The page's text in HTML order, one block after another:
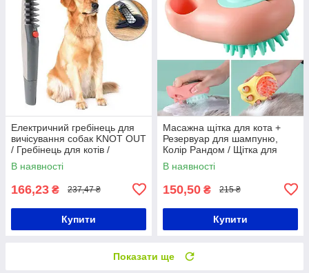
Електричний гребінець для
вичісування собак KNOT OUT
/ Гребінець для котів /
Гребінець для тварин
В наявності
166,23 ₴ 237,47 ₴
Купити
Масажна щітка для кота +
Резервуар для шампуню,
Колір Рандом / Щітка для
купання тварин / Гребінець
для котів
В наявності
150,50 ₴ 215 ₴
Купити
Показати ще